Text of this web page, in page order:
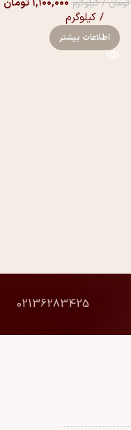
تومان/ کیلوگرم
/ کیلوگرم
اطلاعات بیشتر
02136283425